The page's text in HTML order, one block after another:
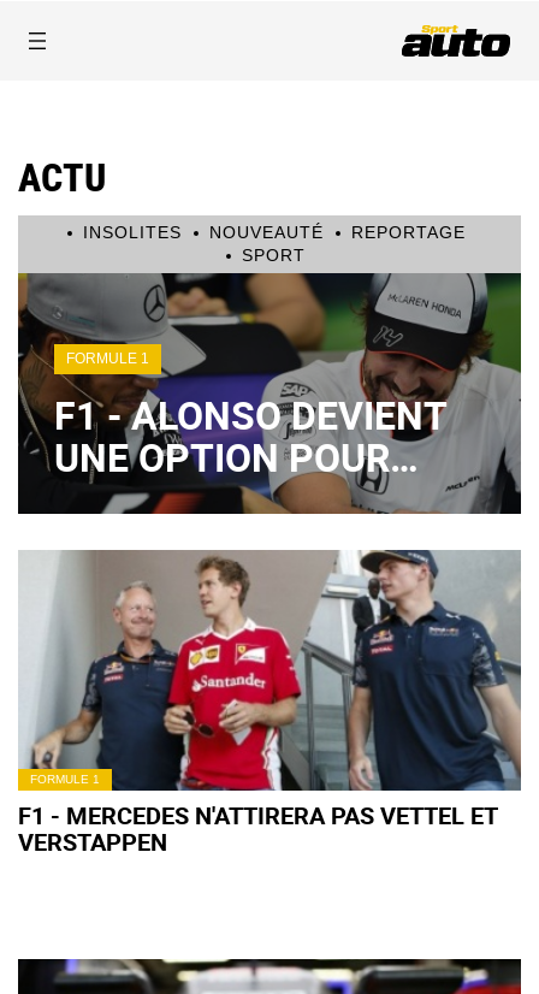
ACTU
INSOLITES NOUVEAUTÉ
REPORTAGE
SPORT
FORMULE 1
F1 - ALONSO DEVIENT
UNE OPTION POUR
MERCEDES
FORMULE 1
F1 - MERCEDES N'ATTIRERA PAS VETTEL ET
VERSTAPPEN